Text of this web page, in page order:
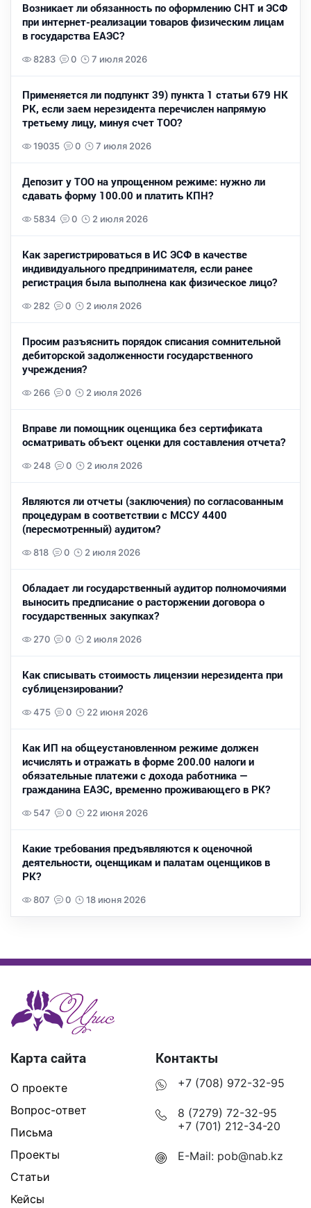
Возникает ли обязанность по оформлению СНТ и ЭСФ
при интернет-реализации товаров физическим лицам
в государства ЕАЭС?
8283 0 7 июля 2026
Применяется ли подпункт 39) пункта 1 статьи 679 НК
РК, если заем нерезидента перечислен напрямую
третьему лицу, минуя счет ТОО?
19035 0 7 июля 2026
Депозит у ТОО на упрощенном режиме: нужно ли
сдавать форму 100.00 и платить КПН?
5834 0 2 июля 2026
Как зарегистрироваться в ИС ЭСФ в качестве
индивидуального предпринимателя, если ранее
регистрация была выполнена как физическое лицо?
282 0 2 июля 2026
Просим разъяснить порядок списания сомнительной
дебиторской задолженности государственного
учреждения?
266 0 2 июля 2026
Вправе ли помощник оценщика без сертификата
осматривать объект оценки для составления отчета?
248 0 2 июля 2026
Являются ли отчеты (заключения) по согласованным
процедурам в соответствии с МССУ 4400
(пересмотренный) аудитом?
818 0 2 июля 2026
Обладает ли государственный аудитор полномочиями
выносить предписание о расторжении договора о
государственных закупках?
270 0 2 июля 2026
Как списывать стоимость лицензии нерезидента при
сублицензировании?
475 0 22 июня 2026
Как ИП на общеустановленном режиме должен
исчислять и отражать в форме 200.00 налоги и
обязательные платежи с дохода работника —
гражданина ЕАЭС, временно проживающего в РК?
547 0 22 июня 2026
Какие требования предъявляются к оценочной
деятельности, оценщикам и палатам оценщиков в
РК?
807 0 18 июня 2026
Карта сайта
О проекте
Вопрос-ответ
Письма
Проекты
Статьи
Кейсы
Контакты
+7 (708) 972-32-95
8 (7279) 72-32-95
+7 (701) 212-34-20
E-Mail: pob@nab.kz